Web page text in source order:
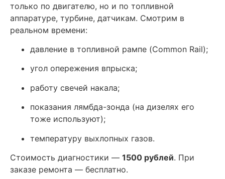
только по двигателю, но и по топливной
аппаратуре, турбине, датчикам. Смотрим в
реальном времени:
давление в топливной рампе (Common Rail);
угол опережения впрыска;
работу свечей накала;
показания лямбда-зонда (на дизелях его
тоже используют);
температуру выхлопных газов.
Стоимость диагностики — 1500 рублей. При
заказе ремонта — бесплатно.